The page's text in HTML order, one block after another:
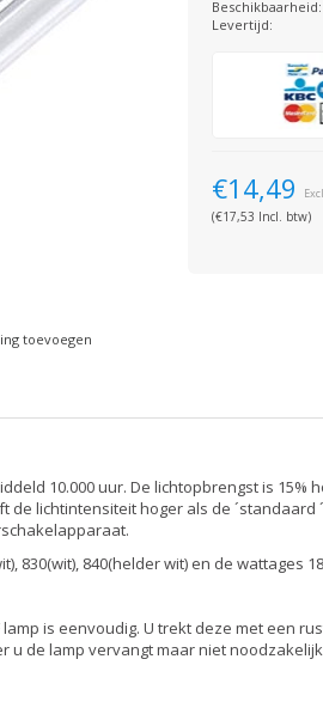
Beschikbaarheid:
Levertijd:
€14,49
(€17,53 Incl. btw)
toevoegen
10.000 uur. De lichtopbrengst is
lichtintensiteit hoger als de ´standaard
830(wit), 840(helder wit) en de wattages
is eenvoudig. U trekt deze met een
u de lamp vervangt maar niet